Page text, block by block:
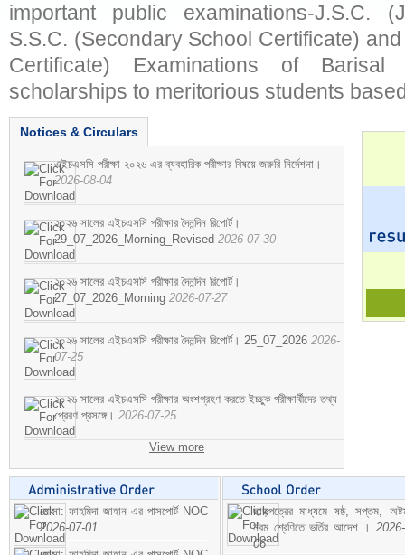
important public examinations-J.S.C.
S.S.C. (Secondary School Certificate)
Certificate) Examinations of
scholarships to meritorious students
Notices & Circulars
এইচএসসি পরীক্ষা ২০২৬-এর ব্যবহারিক পরীক্ষার বিষয়ে জরুরি নির্দেশনা।
2026-08-04
২০২৬ সালের এইচএসসি পরীক্ষার দৈনন্দিন রিপোর্ট।
29_07_2026_Morning_Revised 2026-07-30
২০২৬ সালের এইচএসসি পরীক্ষার দৈনন্দিন রিপোর্ট।
27_07_2026_Morning 2026-07-27
২০২৬ সালের এইচএসসি পরীক্ষার দৈনন্দিন রিপোর্ট। 25_07_2026 2026-
07-25
২০২৬ সালের এইচএসসি পরীক্ষার অংশগ্রহণ করতে ইচ্ছুক পরীক্ষার্থীদের তথ্য
প্রেরণ প্রসঙ্গে। 2026-07-25
View more
মোসা: ফাহমিদা জাহান এর পাসপোর্ট NOC
2026-07-01
ছাড়পত্রের মাধ্যমে ষষ্ঠ, সপ্তম,
নবম শ্রেণিতে ভর্তির আদেশ ।
06